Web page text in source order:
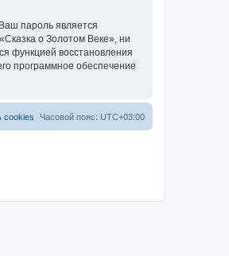
пароль является
о Золотом Веке», ни
функцией восстановления
программное обеспечение
Часовой пояс: UTC+03:00
cookies